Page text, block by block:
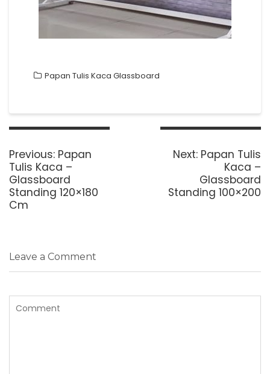
Papan Tulis Kaca Glassboard
Post
Previous: Previous
post:
Papan
Tulis Kaca –
Glassboard
Standing 120×180
Cm
Next: Next
post:
Papan Tulis
Kaca –
Glassboard
Standing 100×200
Leave a Comment